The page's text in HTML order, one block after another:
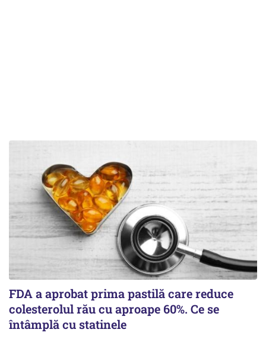
FDA a aprobat prima pastilă care reduce
colesterolul rău cu aproape 60%. Ce se
întâmplă cu statinele